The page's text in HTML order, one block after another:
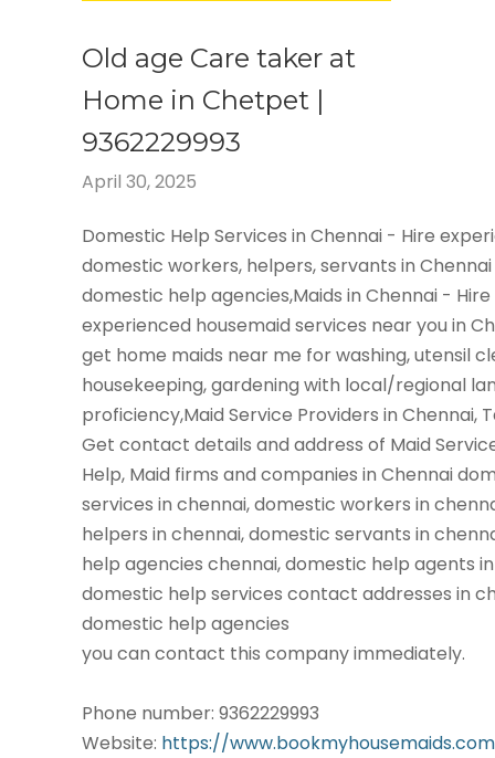
Old age Care taker at
Home in Chetpet |
9362229993
April 30, 2025
Domestic Help Services in Chennai - Hire
domestic workers, helpers, servants in
domestic help agencies,Maids in Chennai - Hire
experienced housemaid services near you in
get home maids near me for washing, utensil
housekeeping, gardening with local/regional
proficiency,Maid Service Providers in Chennai,
Get contact details and address of Maid
Help, Maid firms and companies in Chennai
services in chennai, domestic workers in
helpers in chennai, domestic servants in
help agencies chennai, domestic help agents
domestic help services contact addresses in
domestic help agencies
you can contact this company immediately.
Phone number: 9362229993
Website: https://